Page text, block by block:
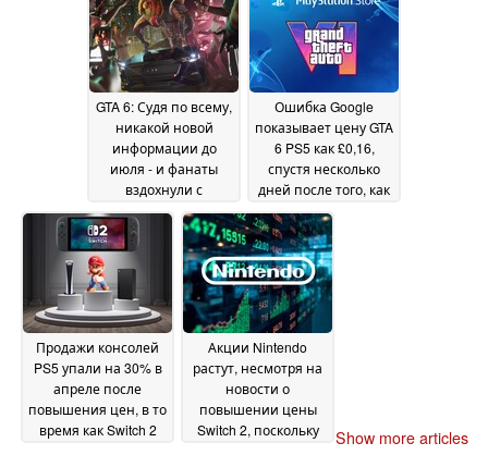
2026
GTA 6: Судя по всему,
никакой новой
информации до
июля - и фанаты
вздохнули с
облегчением22 May
Ошибка Google
показывает цену GTA
6 PS5 как £0,16,
спустя несколько
дней после того, как
утечка информации
о предварительном
заказе закончилась
21 May 2026
Продажи консолей
PS5 упали на 30% в
апреле после
повышения цен, в то
время как Switch 2
Акции Nintendo
растут, несмотря на
новости о
повышении цены
Switch 2, поскольку
Show more articles